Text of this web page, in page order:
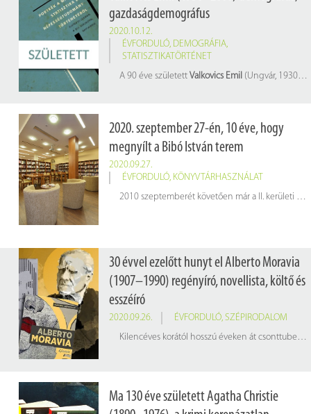
gazdaságdemográfus
2020.10.12.
ÉVFORDULÓ, DEMOGRÁFIA,
STATISZTIKATÖRTÉNET
A 90 éve született Valkovics Emil (Ungvár, 1930. október 12. – Budapest, 2000. augusztus 15.) kutatóként először gazdaságdemográfiával foglalkozott. Új mutatórendszert dolgozott ki a gazdasági életrajz demográfiai fogalmával kapcsolatban, amely nemzetközi viszonylatban is egyik meghatározója lett a későbbi gazdaságdemográfiai kutatásoknak. Kutatási területeibe egyebek között a termelés és a fogyasztás népmozgalmi összefüggései, az eltartási teher minimalizálása és a népesedési optimum kapcsolata, a népesség gazdasági korfái, a gazdaságilag aktív és inaktív élettartamok vizsgálatai, és a gazdasági halandósági táblák tartoztak.
2020. szeptember 27-én, 10 éve, hogy
megnyílt a Bibó István terem
2020.09.27.
ÉVFORDULÓ, KÖNYVTÁRHASZNÁLAT
2010 szeptemberét követően már a II. kerületi lakosok számára is lehetővé vált a könyvek kölcsönzés.
30 évvel ezelőtt hunyt el Alberto Moravia
(1907–1990) regényíró, novellista, költő és
esszéíró
2020.09.26. ÉVFORDULÓ, SZÉPIRODALOM
Kilencéves korától hosszú éveken át csonttuberkulózissal kezelték. Az ágyhoz kötött időszak alatt szenvedélyévé vált az olvasás, kedvenc írói közé tartozott Dosztojevszkij, Joyce, Goldoni, Shakespeare, Molière és Mallarmé.
Ma 130 éve született Agatha Christie